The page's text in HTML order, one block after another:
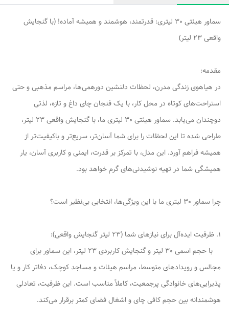
سماور هیئتی 30 لیتری: قدرتمند، هوشمند و همیشه آماده! (با گنجایش
واقعی 23 لیتر)
مقدمه:
در هیاهوی زندگی مدرن، لحظات دلنشین دورهمی‌ها، مراسم مذهبی و حتی
استراحت‌های کوتاه در محل کار، با یک فنجان چای داغ و تازه، لذتی
دوچندان می‌یابد. سماور هیئتی 30 لیتری ما، با گنجایش واقعی 23 لیتر،
طراحی شده تا این لحظات را برای شما آسان‌تر، سریع‌تر و باکیفیت‌تر از
همیشه فراهم آورد. این مدل، با تمرکز بر قدرت، ایمنی و کاربری آسان، یار
همیشگی شما در تهیه نوشیدنی‌های گرم خواهد بود.
چرا سماور 30 لیتری ما با این ویژگی‌ها، انتخابی بی‌نظیر است؟
1. ظرفیت ایده‌آل برای نیازهای شما (23 لیتر گنجایش واقعی):
با حجم اسمی 30 لیتر و گنجایش کاربردی 23 لیتر، این سماور برای
مجالس و رویدادهای متوسط، مراسم هیئات و مساجد کوچک، دفاتر کار و یا
پذیرایی‌های خانوادگی پرجمعیت، کاملاً مناسب است. این ظرفیت، تعادلی
هوشمندانه بین حجم کافی چای و اشغال فضای کمتر برقرار می‌کند.